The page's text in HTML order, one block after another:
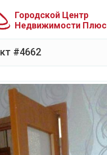
Городской Центр
Недвижимости Плюс
#4662